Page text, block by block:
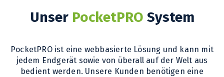
Unser PocketPRO System
PocketPRO ist eine webbasierte Lösung und kann mit
jedem Endgerät sowie von überall auf der Welt aus
bedient werden. Unsere Kunden benötigen eine